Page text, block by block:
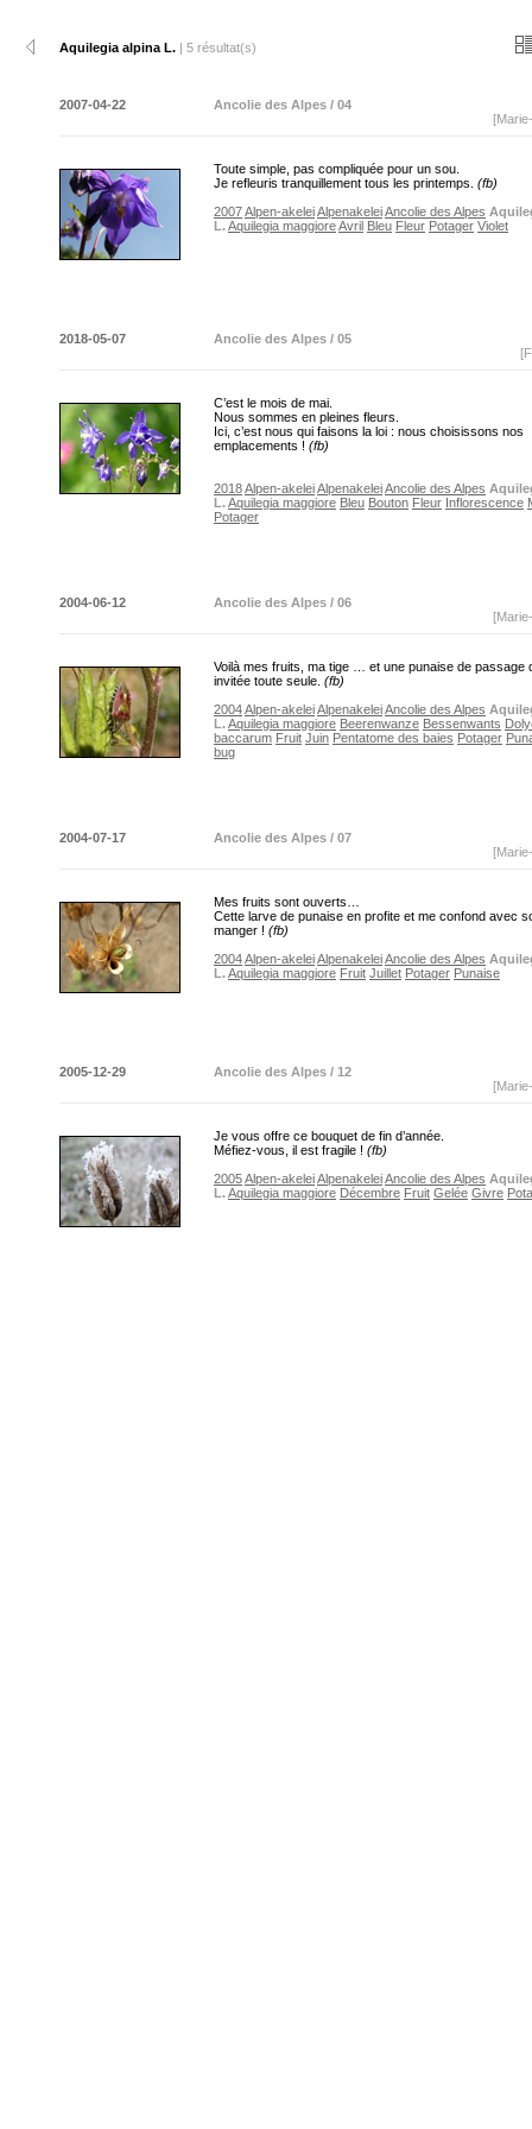
Aquilegia alpina L. | 5 résultat(s)
2007-04-22
Ancolie des Alpes / 04
Toute simple, pas compliquée pour un sou.
Je refleuris tranquillement tous les printemps. (fb)
2007Alpen-akeleiAlpenakeleiAncolie des Alpes
L.Aquilegia maggioreAvril Bleu Fleur Potager Violet
2018-05-07
Ancolie des Alpes / 05
C’est le mois de mai.
Nous sommes en pleines fleurs.
Ici, c’est nous qui faisons la loi : nous choisissons nos
emplacements ! (fb)
2018Alpen-akeleiAlpenakeleiAncolie des Alpes
L.Aquilegia maggiore Bleu Bouton Fleur Inflorescence
Potager
2004-06-12
Ancolie des Alpes / 06
Voilà mes fruits, ma tige … et une punaise de passage
invitée toute seule. (fb)
2004Alpen-akeleiAlpenakeleiAncolie des Alpes
L.Aquilegia maggiore Beerenwanze Bessenwants
baccarum Fruit Juin Pentatome des baies Potager
bug
2004-07-17
Ancolie des Alpes / 07
Mes fruits sont ouverts…
Cette larve de punaise en profite et me confond avec
manger ! (fb)
2004Alpen-akeleiAlpenakeleiAncolie des Alpes
L.Aquilegia maggiore Fruit Juillet Potager Punaise
2005-12-29
Ancolie des Alpes / 12
Je vous offre ce bouquet de fin d’année.
Méfiez-vous, il est fragile ! (fb)
2005Alpen-akeleiAlpenakeleiAncolie des Alpes
L.Aquilegia maggiore Décembre Fruit Gelée Givre